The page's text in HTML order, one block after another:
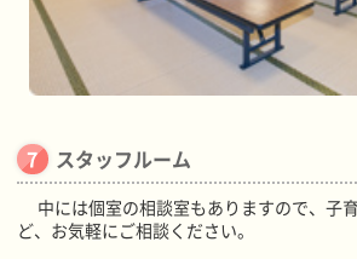
スタッフルーム
中には個室の相談室もありますので、子
ど、お気軽にご相談ください。